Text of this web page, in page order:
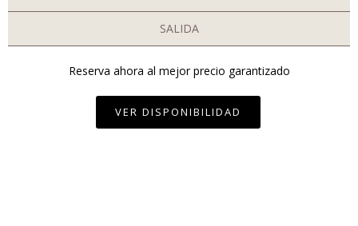
SALIDA
Reserva ahora al mejor precio garantizado